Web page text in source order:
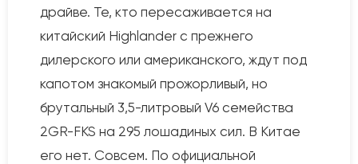
драйве. Те, кто пересаживается на
китайский Highlander с прежнего
дилерского или американского, ждут под
капотом знакомый прожорливый, но
брутальный 3,5-литровый V6 семейства
2GR-FKS на 295 лошадиных сил. В Китае
его нет. Совсем. По официальной